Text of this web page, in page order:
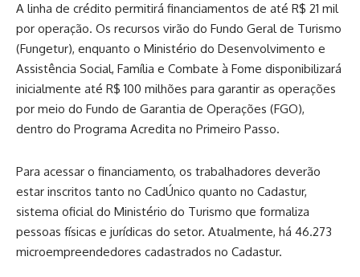
A linha de crédito permitirá financiamentos de até R$ 21 mil
por operação. Os recursos virão do Fundo Geral de Turismo
(Fungetur), enquanto o Ministério do Desenvolvimento e
Assistência Social, Família e Combate à Fome disponibilizará
inicialmente até R$ 100 milhões para garantir as operações
por meio do Fundo de Garantia de Operações (FGO),
dentro do Programa Acredita no Primeiro Passo.
Para acessar o financiamento, os trabalhadores deverão
estar inscritos tanto no CadÚnico quanto no Cadastur,
sistema oficial do Ministério do Turismo que formaliza
pessoas físicas e jurídicas do setor. Atualmente, há 46.273
microempreendedores cadastrados no Cadastur.